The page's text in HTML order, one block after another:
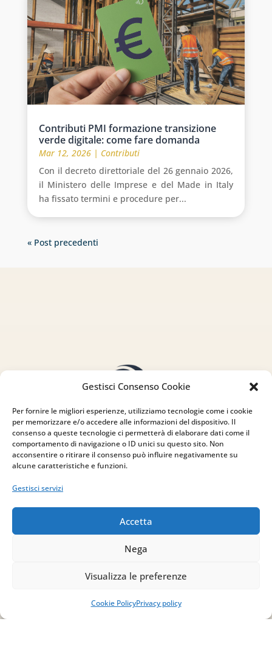
Gestisci Consenso Cookie
Per fornire le migliori esperienze, utilizziamo tecnologie come i cookie
per memorizzare e/o accedere alle informazioni del dispositivo. Il
consenso a queste tecnologie ci permetterà di elaborare dati come il
comportamento di navigazione o ID unici su questo sito. Non
acconsentire o ritirare il consenso può influire negativamente su
alcune caratteristiche e funzioni.
Gestisci servizi
Accetta
Nega
Visualizza le preferenze
Cookie PolicyPrivacy policy
Contributi PMI formazione transizione
verde digitale: come fare domanda
Mar 12, 2026| Contributi
Con il decreto direttoriale del 26 gennaio 2026,
il Ministero delle Imprese e del Made in Italy
ha fissato termini e procedure per...
« Post precedenti
via Sant’Alessio, 5
83030 Venticano (AV)